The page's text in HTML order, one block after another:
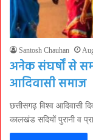
Santosh Chauhan
अनेक संघर्षों से
आदिवासी समाज
छत्तीसगढ़ विश्व आदिवासी
कालखंड सदियों पुरानी व